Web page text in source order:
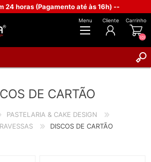
24 horas (Pagamento até às 16h) --
Menu Cliente Carrinho
(0)
DE CARTÃO
PASTELARIA & CAKE DESIGN
DISCOS DE CARTÃO